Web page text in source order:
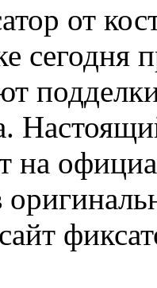
от
сегодня
на